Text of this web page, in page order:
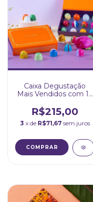
Caixa Degustação
Mais Vendidos com 12
R$215,00
3 x de R$71,67sem juros